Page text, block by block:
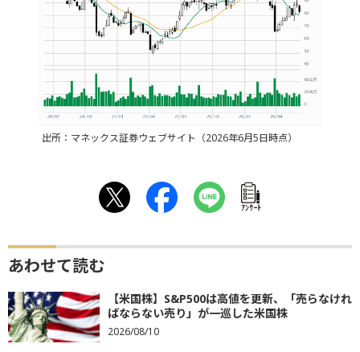
出所：マネックス証券ウェブサイト（2026年6月5日時点）
ｱﾝｹｰﾄ
あわせて読む
【米国株】S&P500は高値を更新、「売らなけれ
ばならない売り」が一巡した米国株
2026/08/10